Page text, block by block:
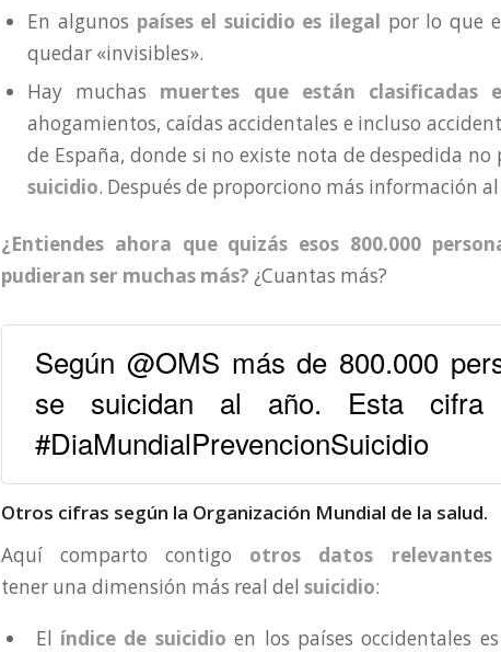
En algunos países el suicidio es ilegal por lo que
quedar «invisibles».
Hay muchas muertes que están clasificadas
ahogamientos, caídas accidentales e incluso
de España, donde si no existe nota de despedida
suicidio. Después de proporciono más información
¿Entiendes ahora que quizás esos 800.000
pudieran ser muchas más? ¿Cuantas más?
Según @OMS más de 800.000
se suicidan al año. Esta cifra
#DiaMundialPrevencionSuicidio
Otros cifras según la Organización Mundial de la salud.
Aquí comparto contigo otros datos relevantes
tener una dimensión más real del suicidio:
El índice de suicidio en los países occidentales es